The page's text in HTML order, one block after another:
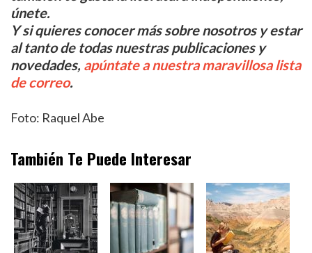
únete.
Y si quieres conocer más sobre nosotros y estar
al tanto de todas nuestras publicaciones y
novedades, apúntate a nuestra maravillosa lista
de correo.
Foto: Raquel Abe
También Te Puede Interesar